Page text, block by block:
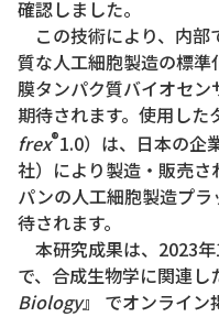
確認しました。
この技術により、内部
質な人工細胞製造の標
膜タンパク質バイオセ
期待されます。使用した
frex®1.0）は、日本の企
社）により製造・販売さ
パンの人工細胞製造プ
待されます。
本研究成果は、2023
で、合成生物学に関連し
Biology』 でオンライン